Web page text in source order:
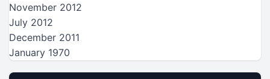
November 2012
July 2012
December 2011
January 1970